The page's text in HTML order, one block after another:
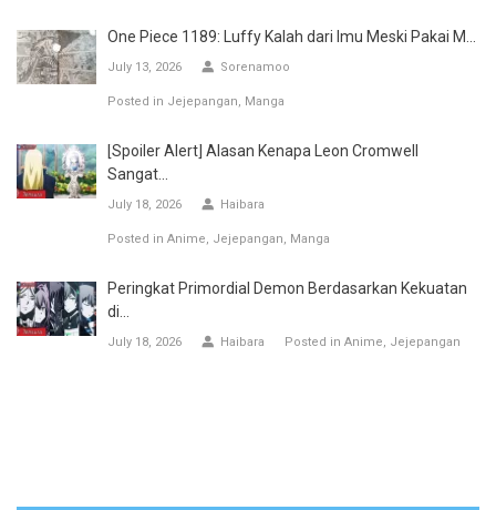
One Piece 1189: Luffy Kalah dari Imu Meski Pakai M...
July 13, 2026 Sorenamoo
Posted in Jejepangan Manga
[Spoiler Alert] Alasan Kenapa Leon Cromwell
Sangat...
July 18, 2026 Haibara
Posted in Anime Jejepangan Manga
Peringkat Primordial Demon Berdasarkan Kekuatan
di...
July 18, 2026 Haibara Posted in Anime Jejepangan